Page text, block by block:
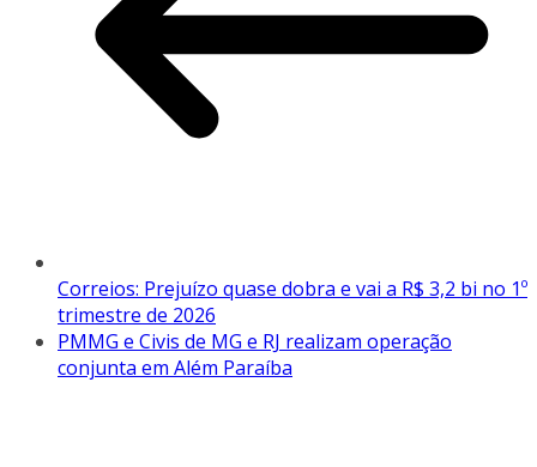
Correios: Prejuízo quase dobra e vai a R$ 3,2 bi no 1º
trimestre de 2026
PMMG e Civis de MG e RJ realizam operação
conjunta em Além Paraíba